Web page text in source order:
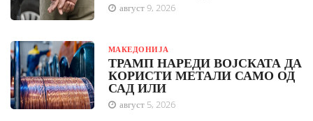
август 9, 2026
МАКЕДОНИЈА
ТРАМП НАРЕДИ ВОЈСКАТА ДА
КОРИСТИ МЕТАЛИ САМО ОД
САД ИЛИ
август 5, 2026